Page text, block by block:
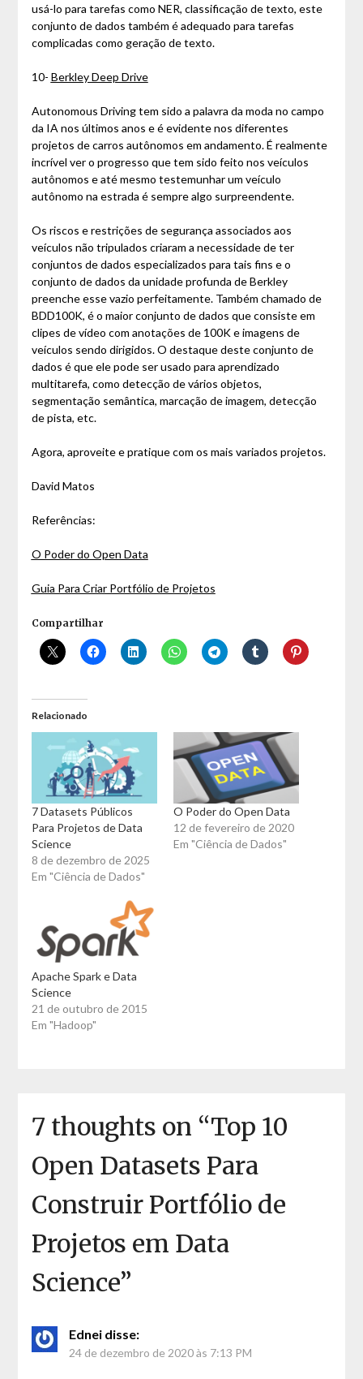
usá-lo para tarefas como NER, classificação de texto, este
conjunto de dados também é adequado para tarefas
complicadas como geração de texto.
10- Berkley Deep Drive
Autonomous Driving tem sido a palavra da moda no campo
da IA ​​nos últimos anos e é evidente nos diferentes
projetos de carros autônomos em andamento. É realmente
incrível ver o progresso que tem sido feito nos veículos
autônomos e até mesmo testemunhar um veículo
autônomo na estrada é sempre algo surpreendente.
Os riscos e restrições de segurança associados aos
veículos não tripulados criaram a necessidade de ter
conjuntos de dados especializados para tais fins e o
conjunto de dados da unidade profunda de Berkley
preenche esse vazio perfeitamente. Também chamado de
BDD100K, é o maior conjunto de dados que consiste em
clipes de vídeo com anotações de 100K e imagens de
veículos sendo dirigidos. O destaque deste conjunto de
dados é que ele pode ser usado para aprendizado
multitarefa, como detecção de vários objetos,
segmentação semântica, marcação de imagem, detecção
de pista, etc.
Agora, aproveite e pratique com os mais variados projetos.
David Matos
Referências:
O Poder do Open Data
Guia Para Criar Portfólio de Projetos
Compartilhar
Relacionado
7 Datasets Públicos
Para Projetos de Data
Science
8 de dezembro de 2025
Em "Ciência de Dados"
O Poder do Open Data
12 de fevereiro de 2020
Em "Ciência de Dados"
Apache Spark e Data
Science
21 de outubro de 2015
Em "Hadoop"
7 thoughts on “Top 10
Open Datasets Para
Construir Portfólio de
Projetos em Data
Science”
Ednei disse:
24 de dezembro de 2020 às 7:13 PM